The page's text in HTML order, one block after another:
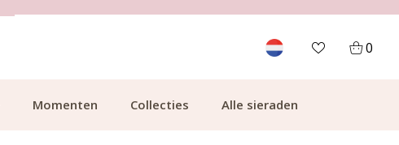
0
Momenten Collecties Alle sieraden